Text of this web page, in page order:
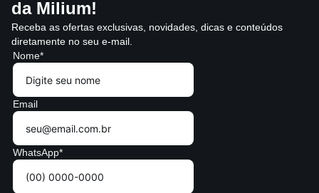
da Milium!
Receba as ofertas exclusivas, novidades, dicas e conteúdos
diretamente no seu e-mail.
Nome*
Email
WhatsApp*